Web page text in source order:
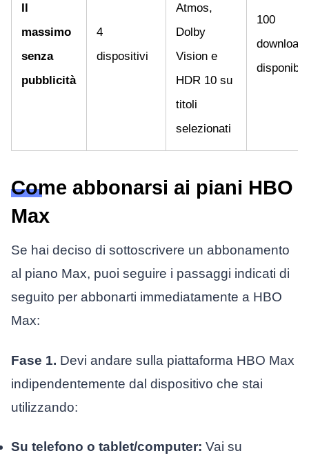
Il
massimo
senza
pubblicità
4
dispositivi
Atmos,
Dolby
Vision e
HDR 10 su
titoli
selezionati
100
download
disponibili
Come abbonarsi ai piani HBO
Max
Se hai deciso di sottoscrivere un abbonamento
al piano Max, puoi seguire i passaggi indicati di
seguito per abbonarti immediatamente a HBO
Max:
Fase 1. Devi andare sulla piattaforma HBO Max
indipendentemente dal dispositivo che stai
utilizzando:
Su telefono o tablet/computer: Vai su